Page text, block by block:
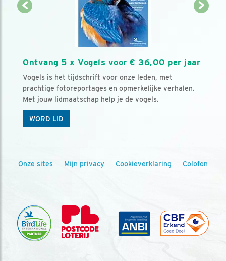
Ontvang 5 x Vogels voor € 36,00 per jaar
Vogels is het tijdschrift voor onze leden, met
prachtige fotoreportages en opmerkelijke verhalen.
Met jouw lidmaatschap help je de vogels.
WORD LID
Onze sites Mijn privacy Cookieverklaring Colofon